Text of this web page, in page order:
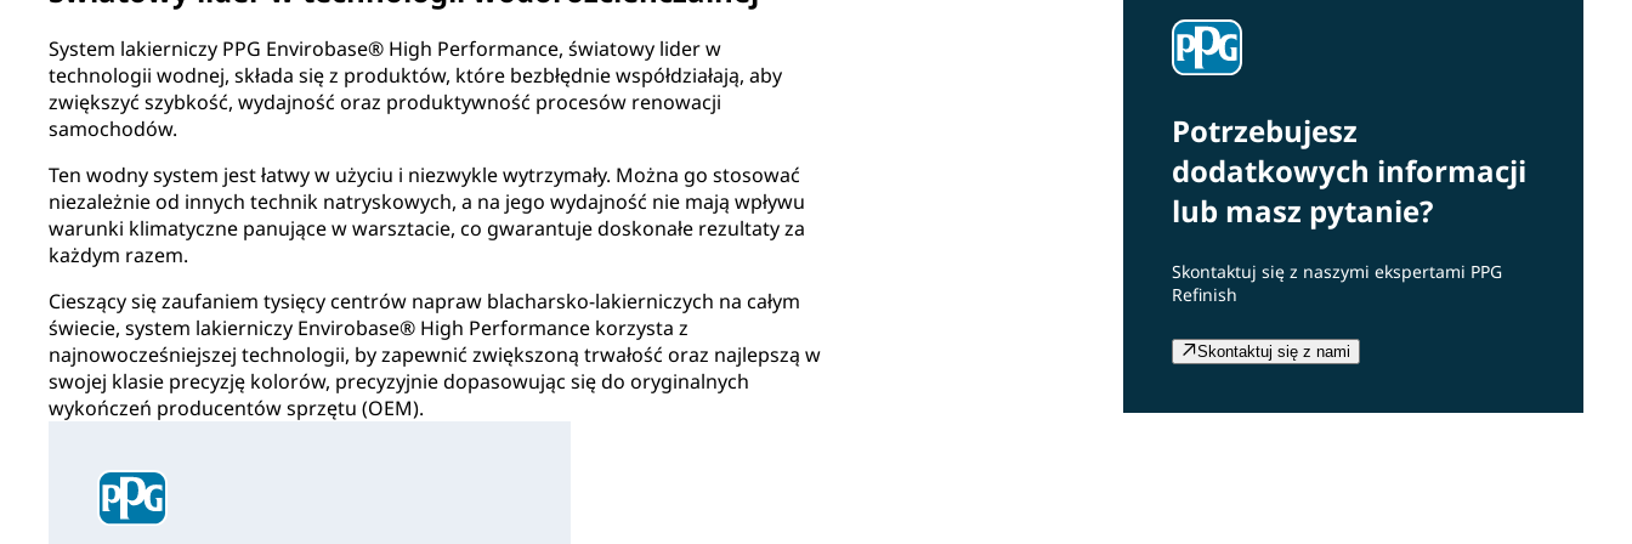
System lakierniczy PPG Envirobase® High Performance, światowy lider w
technologii wodnej, składa się z produktów, które bezbłędnie współdziałają, aby
zwiększyć szybkość, wydajność oraz produktywność procesów renowacji
samochodów.
Ten wodny system jest łatwy w użyciu i niezwykle wytrzymały. Można go stosować
niezależnie od innych technik natryskowych, a na jego wydajność nie mają wpływu
warunki klimatyczne panujące w warsztacie, co gwarantuje doskonałe rezultaty za
każdym razem.
Cieszący się zaufaniem tysięcy centrów napraw blacharsko-lakierniczych na całym
świecie, system lakierniczy Envirobase® High Performance korzysta z
najnowocześniejszej technologii, by zapewnić zwiększoną trwałość oraz najlepszą w
swojej klasie precyzję kolorów, precyzyjnie dopasowując się do oryginalnych
wykończeń producentów sprzętu (OEM).
Potrzebujesz
dodatkowych informacji
lub masz pytanie?
Skontaktuj się z naszymi ekspertami PPG
Refinish
Skontaktuj się z nami